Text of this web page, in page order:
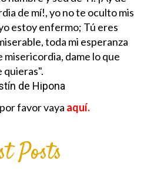
de mí!, yo no te oculto mis
estoy enfermo; Tú eres
toda mi esperanza
dame lo que
quieras".
de Hipona
favor vaya aquí.
Posts